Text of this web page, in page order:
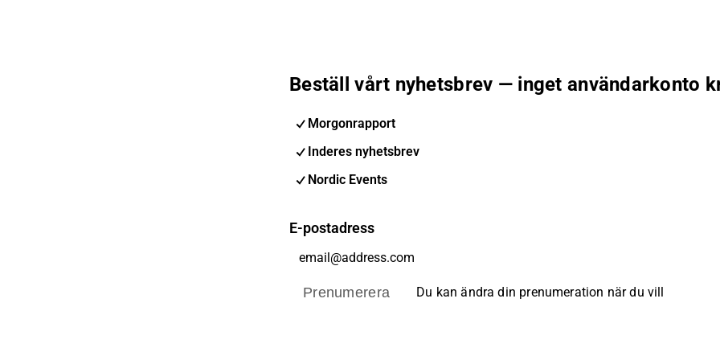
Beställ vårt nyhetsbrev — inget användarkonto
Morgonrapport
Inderes nyhetsbrev
Nordic Events
E-postadress
Prenumerera Du kan ändra din prenumeration när du vill